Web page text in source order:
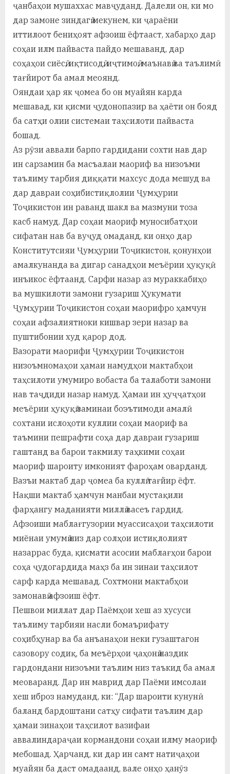
ҷанбаҳои мушаххас мавҷуданд. Далели он, ки мо
дар замоне зиндагӣ мекунем, ки ҷараёни
иттилоот бениҳоят афзоиш ёфтааст, хабарҳо дар
соҳаи илм пайваста пайдо мешаванд, дар
соҳаҳои сиёсӣ, иқтисодӣ, иҷтимоӣ, маънавӣ ва таълимӣ
тағйирот ба амал меоянд.
Ояндаи ҳар як ҷомеа бо он муайян карда
мешавад, ки қисми ҷудонопазир ва ҳаёти он бояд
ба сатҳи олии системаи таҳсилоти пайваста
бошад.
Аз рӯзи аввали барпо гардидани сохти нав дар
ин сарзамин ба масъалаи маориф ва низоъми
таълиму тарбия диққати махсус дода мешуд ва
дар давраи соҳибистиқлолии Ҷумҳурии
Тоҷикистон ин раванд шакл ва мазмуни тоза
касб намуд. Дар соҳаи маориф муносибатҳои
сифатан нав ба вуҷуд омаданд, ки онҳо дар
Конститутсияи Ҷумҳурии Тоҷикистон, қонунҳои
амалкунанда ва дигар санадҳои меъёрии ҳуқуқӣ
инъикос ёфтаанд. Сарфи назар аз мураккабиҳо
ва мушкилоти замони гузариш Ҳукумати
Ҷумҳурии Тоҷикистон соҳаи маорифро ҳамчун
соҳаи афзалиятноки кишвар зери назар ва
пуштибонии худ қарор дод.
Вазорати маорифи Ҷумҳурии Тоҷикистон
низоъмномаҳои ҳамаи намудҳои мактабҳои
таҳсилоти умумиро вобаста ба талаботи замони
нав таҷдиди назар намуд. Ҳамаи ин ҳуҷҷатҳои
меъёрии ҳуқуқӣ заминаи боэътимоди амалӣ
сохтани ислоҳоти куллии соҳаи маориф ва
таъмини пешрафти соҳа дар давраи гузариш
гаштанд ва барои такмилу таҳкими соҳаи
маориф шароиту имконият фароҳам оварданд.
Вазъи мактаб дар ҷомеа ба куллӣ тағйир ёфт.
Нақши мактаб ҳамчун манбаи мустақили
фарҳангу маданияти миллӣ васеъ гардид.
Афзоиши маблағгузории муассисаҳои таҳсилоти
миёнаи умумӣ низ дар солҳои истиқлолият
назаррас буда, қисмати асосии маблағҳои барои
соҳа ҷудогардида маҳз ба ин зинаи таҳсилот
сарф карда мешавад. Сохтмони мактабҳои
замонавӣ афзоиш ёфт.
Пешвои миллат дар Паёмҳои хеш аз хусуси
таълиму тарбияи насли бомаърифату
соҳибҳунар ва ба анъанаҳои неки гузаштагон
сазовору содиқ, ба меъёрҳои ҷаҳонӣ наздик
гардондани низоъми таълим низ таъкид ба амал
меоваранд. Дар ин маврид дар Паёми имсолаи
хеш иброз намуданд, ки: “Дар шароити кунунӣ
баланд бардоштани сатҳу сифати таълим дар
ҳамаи зинаҳои таҳсилот вазифаи
аввалиндараҷаи кормандони соҳаи илму маориф
мебошад. Ҳарчанд, ки дар ин самт натиҷаҳои
муайян ба даст омадаанд, вале онҳо ҳанӯз